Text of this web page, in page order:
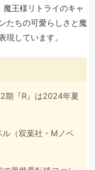
魔王様リトライのキャ
たちの可愛らしさと魔
現しています。
期『R』は2024年夏
（双葉社・Mノベ